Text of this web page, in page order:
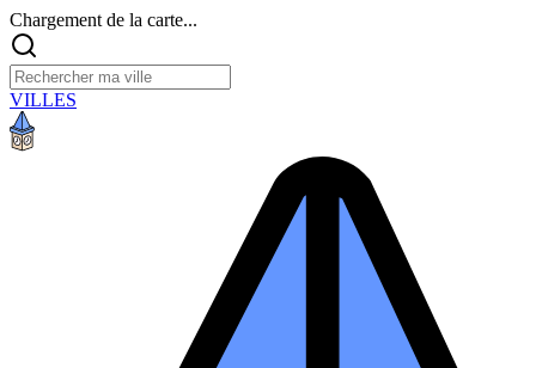
Chargement de la carte...
VILLES